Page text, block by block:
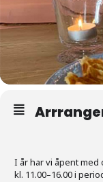
I år har vi åpent
kl. 11.00–16.00 i